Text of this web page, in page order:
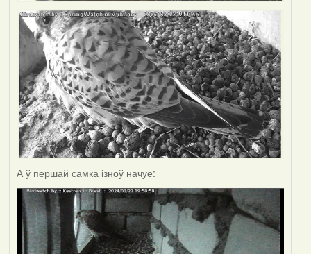
А ў першай самка ізноў начуе: